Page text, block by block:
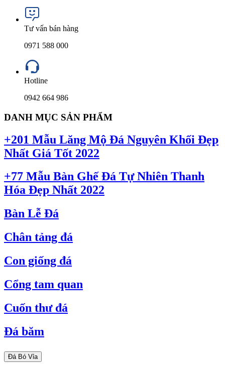
Tư vấn bán hàng
0971 588 000
Hotline
0942 664 986
DANH MỤC SẢN PHẨM
+201 Mẫu Lăng Mộ Đá Nguyên Khối Đẹp
Nhất Giá Tốt 2022
+77 Mẫu Bàn Ghế Đá Tự Nhiên Thanh
Hóa Đẹp Nhất 2022
Bàn Lễ Đá
Chân tảng đá
Con giống đá
Cổng tam quan
Cuốn thư đá
Đá băm
Đá Bó Vỉa